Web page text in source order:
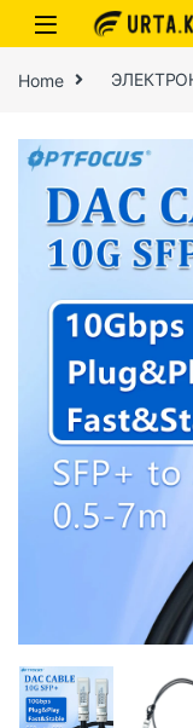
Home